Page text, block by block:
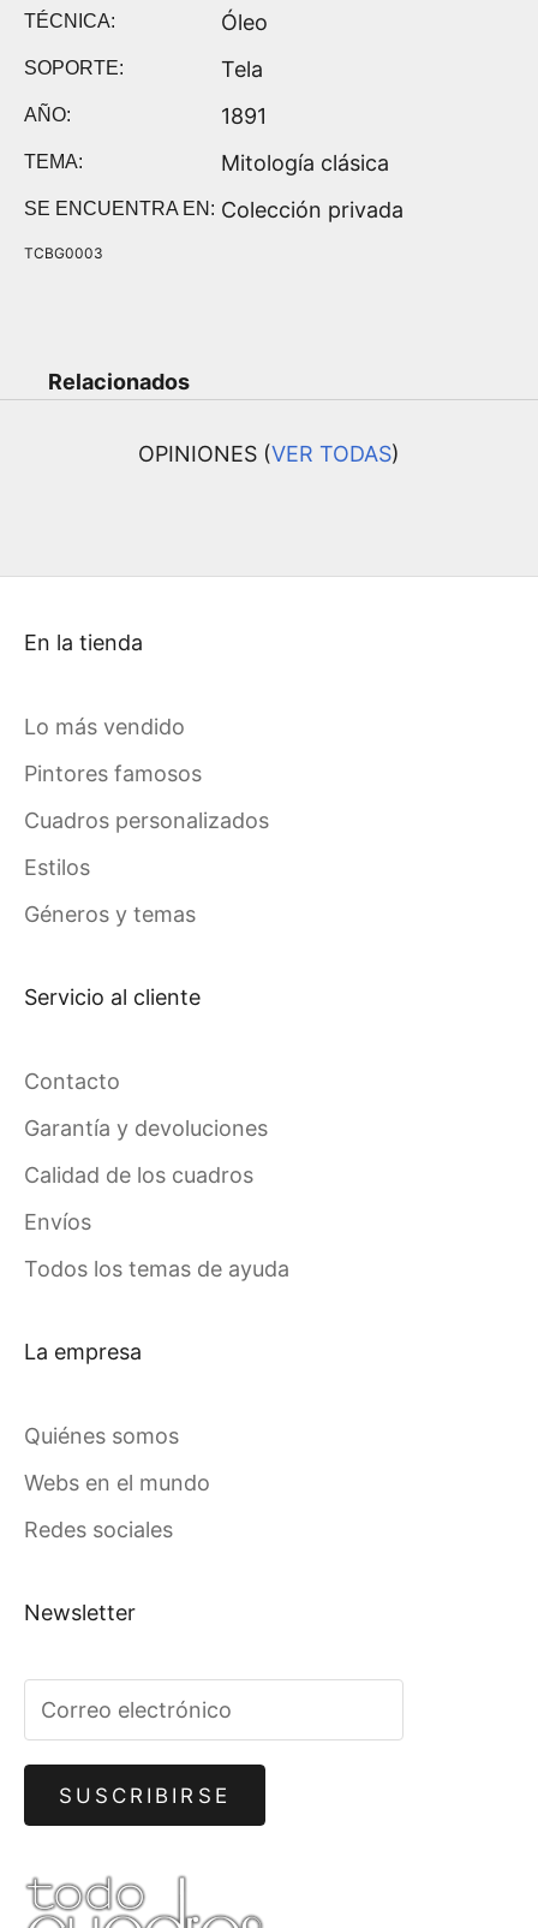
TÉCNICA: Óleo
SOPORTE: Tela
AÑO: 1891
TEMA: Mitología clásica
SE ENCUENTRA EN: Colección privada
TCBG0003
Relacionados
OPINIONES (VER TODAS)
En la tienda
Lo más vendido
Pintores famosos
Cuadros personalizados
Estilos
Géneros y temas
Servicio al cliente
Contacto
Garantía y devoluciones
Calidad de los cuadros
Envíos
Todos los temas de ayuda
La empresa
Quiénes somos
Webs en el mundo
Redes sociales
Newsletter
SUSCRIBIRSE